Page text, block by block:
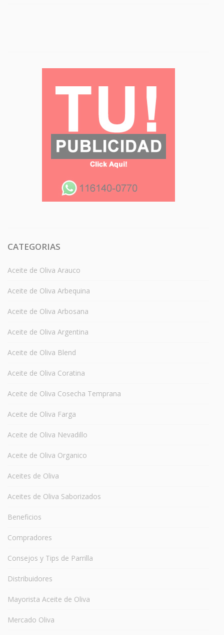
CATEGORIAS
Aceite de Oliva Arauco
Aceite de Oliva Arbequina
Aceite de Oliva Arbosana
Aceite de Oliva Argentina
Aceite de Oliva Blend
Aceite de Oliva Coratina
Aceite de Oliva Cosecha Temprana
Aceite de Oliva Farga
Aceite de Oliva Nevadillo
Aceite de Oliva Organico
Aceites de Oliva
Aceites de Oliva Saborizados
Beneficios
Compradores
Consejos y Tips de Parrilla
Distribuidores
Mayorista Aceite de Oliva
Mercado Oliva